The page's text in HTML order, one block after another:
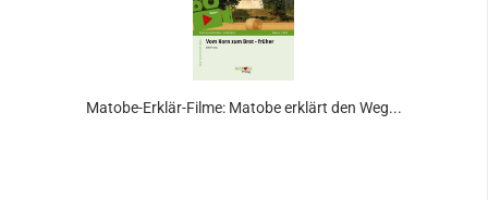
Matobe-Erklär-Filme: Matobe erklärt den Weg...